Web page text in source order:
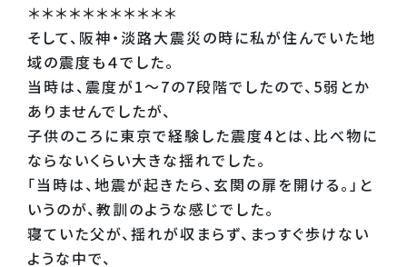
＊＊＊＊＊＊＊＊＊＊＊
そして、阪神・淡路大震災の時に私が住んでいた地
域の震度も４でした。
当時は、震度が1～7の7段階でしたので、5弱とか
ありませんでしたが、
子供のころに東京で経験した震度4とは、比べ物に
ならないくらい大きな揺れでした。
「当時は、地震が起きたら、玄関の扉を開ける。」と
いうのが、教訓のような感じでした。
寝ていた父が、揺れが収まらず、まっすぐ歩けない
ような中で、